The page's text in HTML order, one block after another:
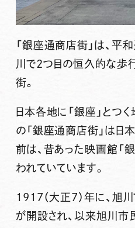
「銀座通商店街」は、平
川で2つ目の恒久的な歩
街。
日本各地に「銀座」とつ
の「銀座通商店街」は日
前は、昔あった映画館「
われていています。
1917（大正7）年に、旭
が開設され、以来旭川市